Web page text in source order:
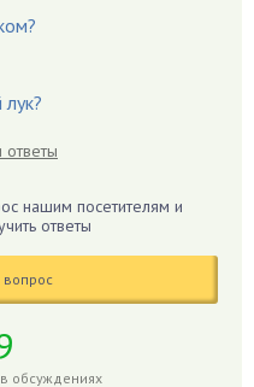
нашим посетителям и
ответы
вопрос
обсуждениях